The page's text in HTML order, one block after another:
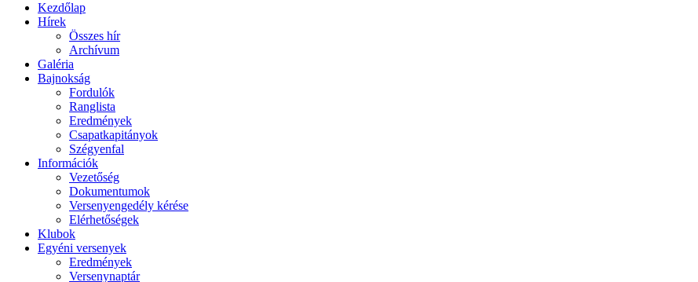
Kezdőlap
Hírek
Összes hír
Archívum
Galéria
Bajnokság
Fordulók
Ranglista
Eredmények
Csapatkapitányok
Szégyenfal
Információk
Vezetőség
Dokumentumok
Versenyengedély kérése
Elérhetőségek
Klubok
Egyéni versenyek
Eredmények
Versenynaptár